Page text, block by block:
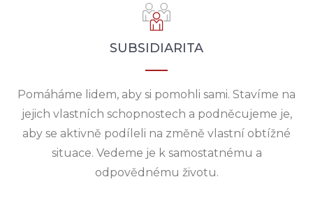
SUBSIDIARITA
Pomáháme lidem, aby si pomohli sami. Stavíme na
jejich vlastních schopnostech a podněcujeme je,
aby se aktivně podíleli na změně vlastní obtížné
situace. Vedeme je k samostatnému a
odpovědnému životu.